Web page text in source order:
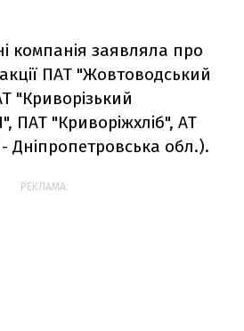
компанія заявляла про
ПАТ "Жовтоводський
"Криворізький
ПАТ "Криворіжхліб", АТ
Дніпропетровська обл.).
РЕКЛАМА: